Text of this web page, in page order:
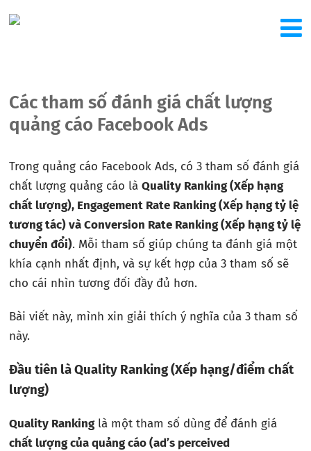
Các tham số đánh giá chất lượng
quảng cáo Facebook Ads
Trong quảng cáo Facebook Ads, có 3 tham số đánh giá
chất lượng quảng cáo làQuality Ranking (Xếp hạng
chất lượng), Engagement Rate Ranking (Xếp hạng tỷ lệ
tương tác) và Conversion Rate Ranking (Xếp hạng tỷ lệ
chuyển đổi). Mỗi tham số giúp chúng ta đánh giá một
khía cạnh nhất định, và sự kết hợp của 3 tham số sẽ
cho cái nhìn tương đối đầy đủ hơn.
Bài viết này, mình xin giải thích ý nghĩa của 3 tham số
này.
Đầu tiên là Quality Ranking (Xếp hạng/điểm chất
lượng)
Quality Rankinglà một tham số dùng để đánh giá
chất lượng của quảng cáo (ad’s perceived